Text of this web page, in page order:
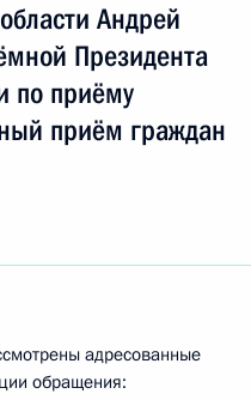
Андрей
Президента
по приёму
приём граждан
адресованные
обращения: